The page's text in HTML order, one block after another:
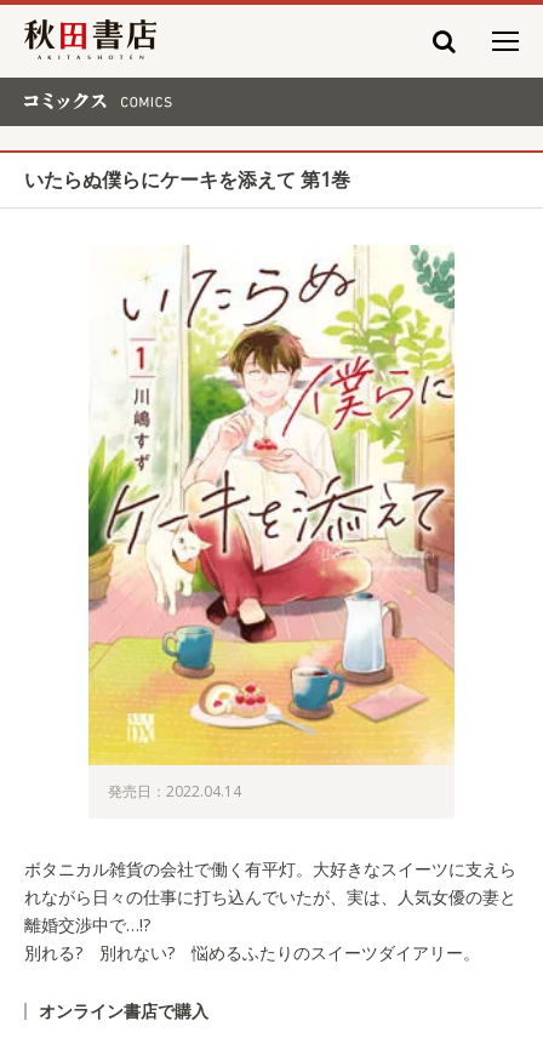
秋田書店
いたらぬ僕らにケーキを添えて 第1巻
発売日：2022.04.14
ボタニカル雑貨の会社で働く有平灯。大好きなスイーツに支えら
れながら日々の仕事に打ち込んでいたが、実は、人気女優の妻と
離婚交渉中で…!?
別れる? 別れない? 悩めるふたりのスイーツダイアリー。
オンライン書店で購入